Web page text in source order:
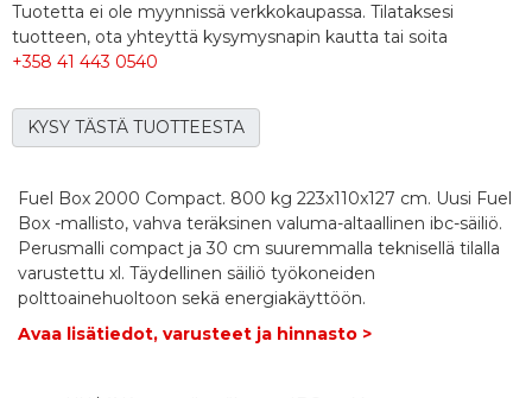
Tuotetta ei ole myynnissä verkkokaupassa. Tilataksesi
tuotteen, ota yhteyttä kysymysnapin kautta tai soita
+358 41 443 0540
KYSY TÄSTÄ TUOTTEESTA
Fuel Box 2000 Compact. 800 kg 223x110x127 cm. Uusi Fuel
Box -mallisto, vahva teräksinen valuma-altaallinen ibc-säiliö.
Perusmalli compact ja 30 cm suuremmalla teknisellä tilalla
varustettu xl. Täydellinen säiliö työkoneiden
polttoainehuoltoon sekä energiakäyttöön.
Avaa lisätiedot, varusteet ja hinnasto >